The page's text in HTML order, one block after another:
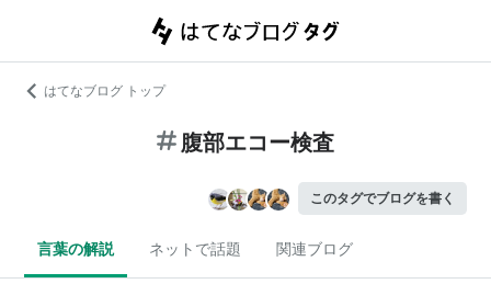
はてなブログ トップ
腹部エコー検査
このタグでブログを書く
言葉の解説 ネットで話題 関連ブログ